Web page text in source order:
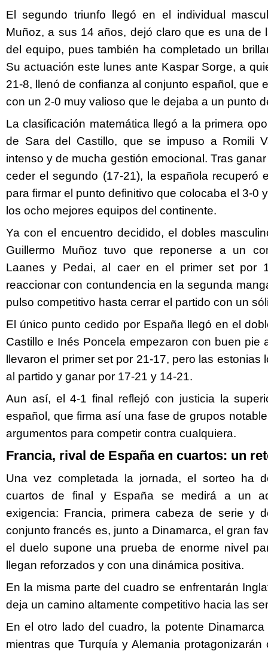
El segundo triunfo llegó en el individual
Muñoz, a sus 14 años, dejó claro que es una de
del equipo, pues también ha completado un
Su actuación este lunes ante Kaspar Sorge, a
21-8, llenó de confianza al conjunto español, que
con un 2-0 muy valioso que le dejaba a un punto
La clasificación matemática llegó a la primera
de Sara del Castillo, que se impuso a Romili
intenso y de mucha gestión emocional. Tras
ceder el segundo (17-21), la española recuperó
para firmar el punto definitivo que colocaba el 3-0
los ocho mejores equipos del continente.
Ya con el encuentro decidido, el dobles
Guillermo Muñoz tuvo que reponerse a un
Laanes y Pedai, al caer en el primer set por
reaccionar con contundencia en la segunda
pulso competitivo hasta cerrar el partido con un
El único punto cedido por España llegó en el
Castillo e Inés Poncela empezaron con buen pie
llevaron el primer set por 21-17, pero las estonias
al partido y ganar por 17-21 y 14-21.
Aun así, el 4-1 final reflejó con justicia la
español, que firma así una fase de grupos
argumentos para competir contra cualquiera.
Francia, rival de España en cuartos: un
Una vez completada la jornada, el sorteo ha
cuartos de final y España se medirá a un
exigencia: Francia, primera cabeza de serie y
conjunto francés es, junto a Dinamarca, el gran
el duelo supone una prueba de enorme nivel
llegan reforzados y con una dinámica positiva.
En la misma parte del cuadro se enfrentarán
deja un camino altamente competitivo hacia las
En el otro lado del cuadro, la potente
mientras que Turquía y Alemania